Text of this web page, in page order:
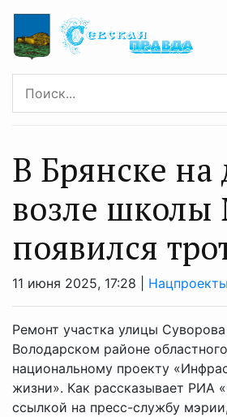
В Брянске на
возле
появился
11 июня 2025, 17:28 | Нацпроекты
Ремонт участка улицы
Володарском районе
национальному проекту
жизни». Как рассказывает РИА
ссылкой на пресс-службу